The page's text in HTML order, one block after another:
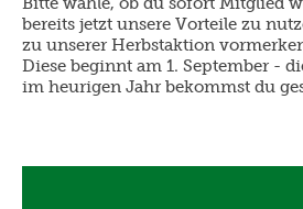
bereits jetzt unsere Vorteile zu
zu unserer Herbstaktion
Diese beginnt am 1. September -
im heurigen Jahr bekommst du